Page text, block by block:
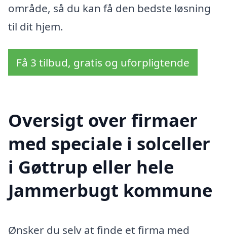
område, så du kan få den bedste løsning
til dit hjem.
Få 3 tilbud, gratis og uforpligtende
Oversigt over firmaer
med speciale i solceller
i Gøttrup eller hele
Jammerbugt kommune
Ønsker du selv at finde et firma med